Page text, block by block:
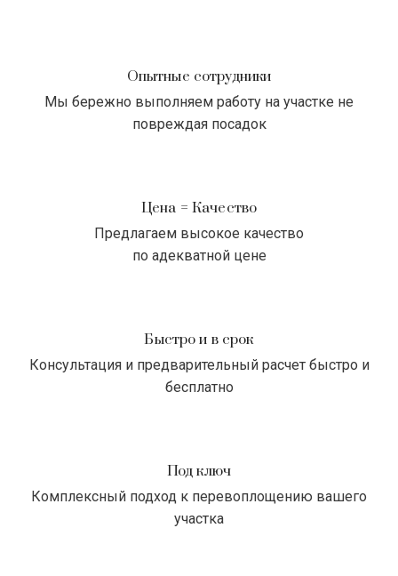
Опытные сотрудники
Мы бережно выполняем работу на участке не
повреждая посадок
Цена = Качество
Предлагаем высокое качество
по адекватной цене
Быстро и в срок
Консультация и предварительный расчет быстро и
бесплатно
Под ключ
Комплексный подход к перевоплощению вашего
участка